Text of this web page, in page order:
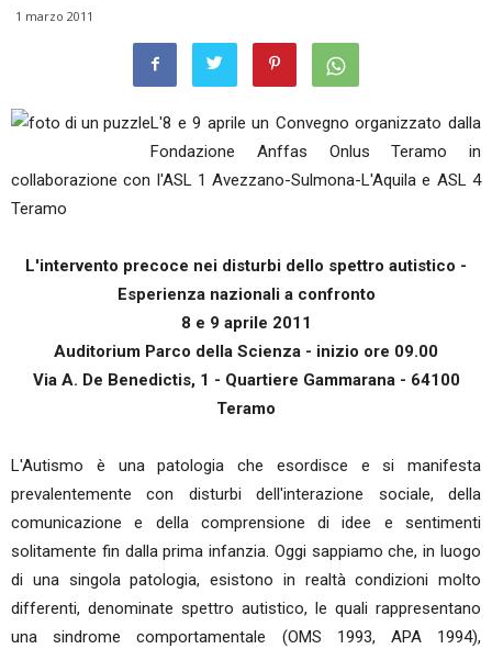
1 marzo 2011
L'8 e 9 aprile un Convegno organizzato dalla
Fondazione Anffas Onlus Teramo in
collaborazione con l'ASL 1 Avezzano-Sulmona-L'Aquila e ASL 4
Teramo
L'intervento precoce nei disturbi dello spettro autistico -
Esperienza nazionali a confronto
8 e 9 aprile 2011
Auditorium Parco della Scienza - inizio ore 09.00
Via A. De Benedictis, 1 - Quartiere Gammarana - 64100
Teramo
L'Autismo è una patologia che esordisce e si manifesta
prevalentemente con disturbi dell'interazione sociale, della
comunicazione e della comprensione di idee e sentimenti
solitamente fin dalla prima infanzia. Oggi sappiamo che, in luogo
di una singola patologia, esistono in realtà condizioni molto
differenti, denominate spettro autistico, le quali rappresentano
una sindrome comportamentale (OMS 1993, APA 1994),